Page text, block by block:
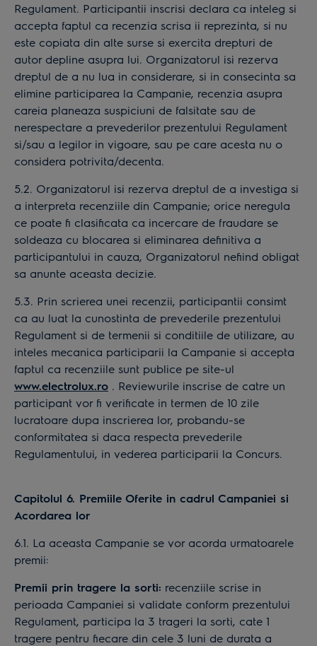
Regulament. Participantii inscrisi declara ca inteleg si
accepta faptul ca recenzia scrisa ii reprezinta, si nu
este copiata din alte surse si exercita drepturi de
autor depline asupra lui. Organizatorul isi rezerva
dreptul de a nu lua in considerare, si in consecinta sa
elimine participarea la Campanie, recenzia asupra
careia planeaza suspiciuni de falsitate sau de
nerespectare a prevederilor prezentului Regulament
si/sau a legilor in vigoare, sau pe care acesta nu o
considera potrivita/decenta.
5.2. Organizatorul isi rezerva dreptul de a investiga si
a interpreta recenziile din Campanie; orice neregula
ce poate fi clasificata ca incercare de fraudare se
soldeaza cu blocarea si eliminarea definitiva a
participantului in cauza, Organizatorul nefiind obligat
sa anunte aceasta decizie.
5.3. Prin scrierea unei recenzii, participantii consimt
ca au luat la cunostinta de prevederile prezentului
Regulament si de termenii si conditiile de utilizare, au
inteles mecanica participarii la Campanie si accepta
faptul ca recenziile sunt publice pe site-ul
www.electrolux.ro . Reviewurile inscrise de catre un
participant vor fi verificate in termen de 10 zile
lucratoare dupa inscrierea lor, probandu-se
conformitatea si daca respecta prevederile
Regulamentului, in vederea participarii la Concurs.
Capitolul 6. Premiile Oferite in cadrul Campaniei si
Acordarea lor
6.1. La aceasta Campanie se vor acorda urmatoarele
premii:
Premii prin tragere la sorti: recenziile scrise in
perioada Campaniei si validate conform prezentului
Regulament, participa la 3 trageri la sorti, cate 1
tragere pentru fiecare din cele 3 luni de durata a